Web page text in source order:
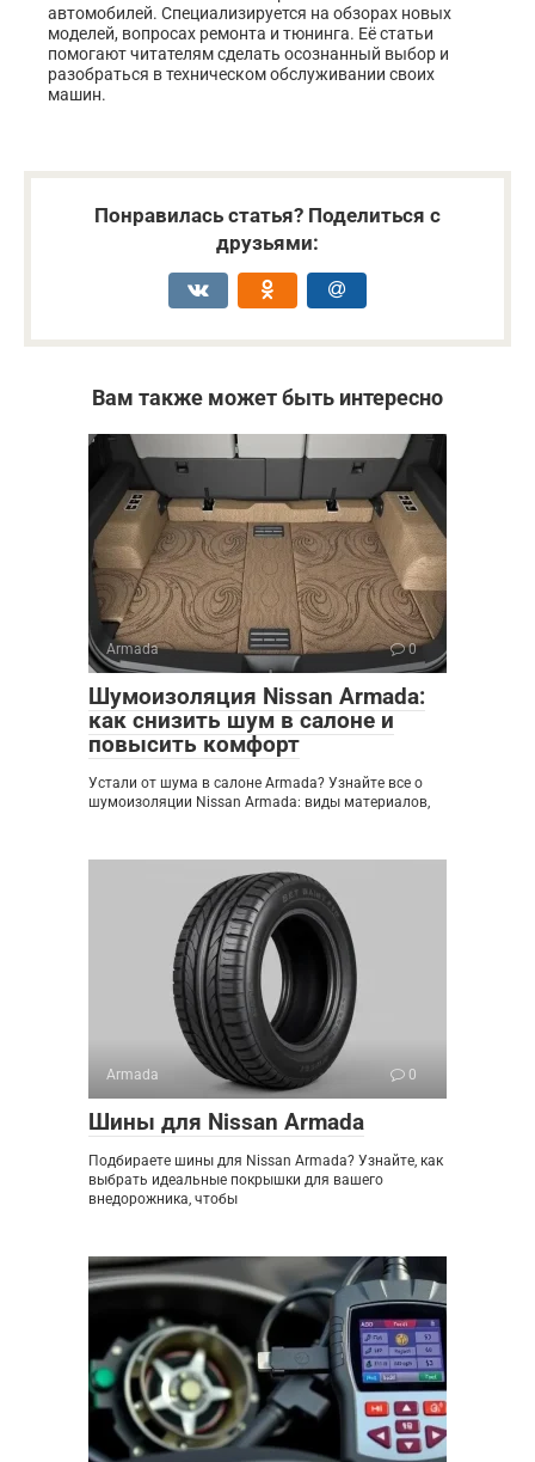
автомобилей. Специализируется на обзорах новых
моделей, вопросах ремонта и тюнинга. Её статьи
помогают читателям сделать осознанный выбор и
разобраться в техническом обслуживании своих
машин.
Понравилась статья? Поделиться с
друзьями:
Вам также может быть интересно
Armada 0
Шумоизоляция Nissan Armada:
как снизить шум в салоне и
повысить комфорт
Устали от шума в салоне Armada? Узнайте все о
шумоизоляции Nissan Armada: виды материалов,
Armada 0
Шины для Nissan Armada
Подбираете шины для Nissan Armada? Узнайте, как
выбрать идеальные покрышки для вашего
внедорожника, чтобы